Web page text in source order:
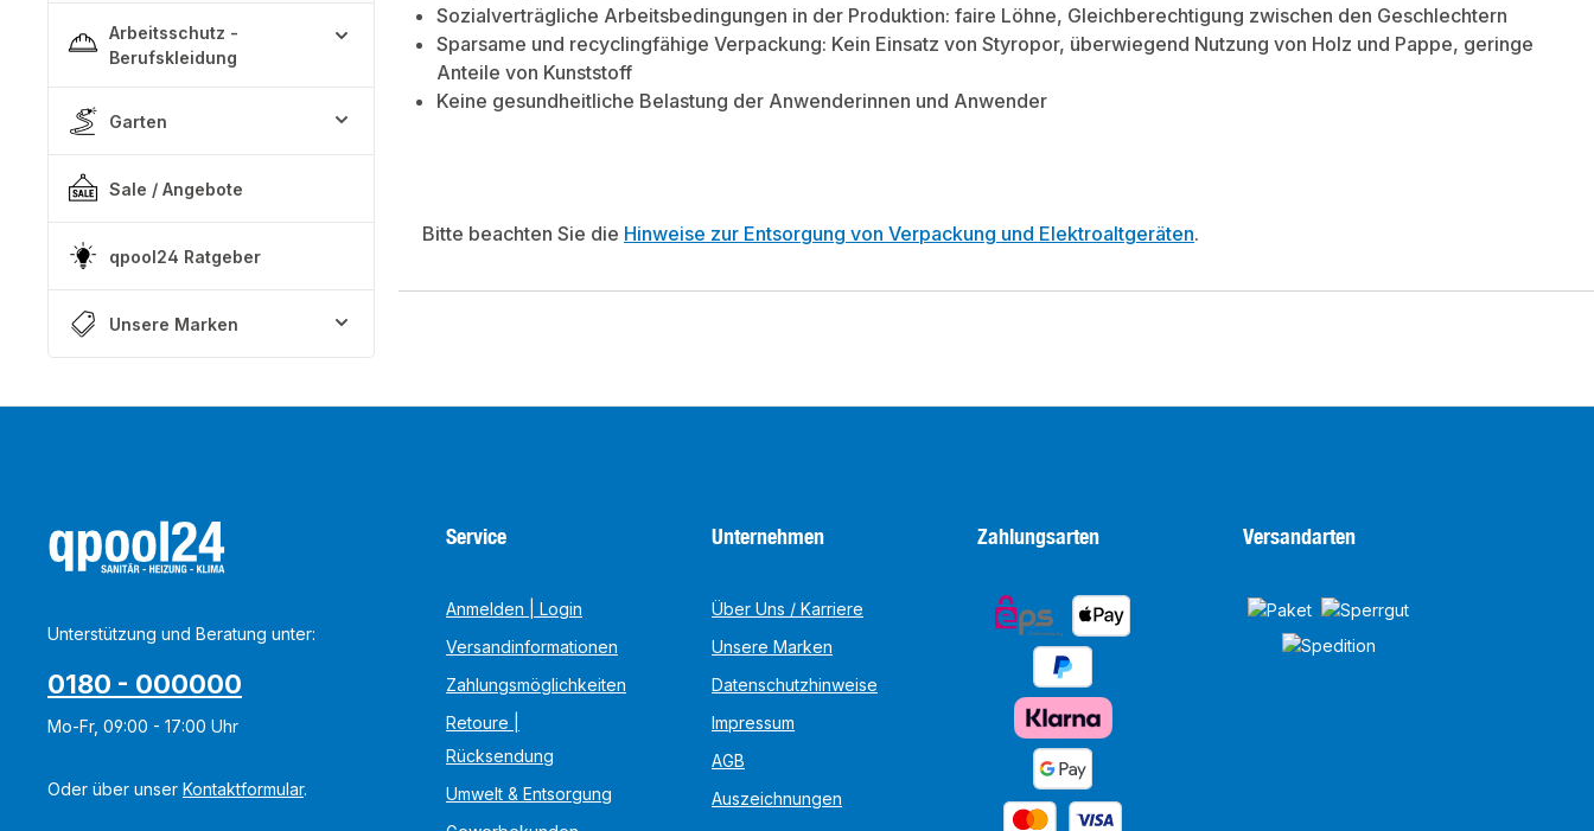
Arbeitsschutz -
Berufskleidung
Garten
Sale / Angebote
qpool24 Ratgeber
Unsere Marken
Sozialverträgliche Arbeitsbedingungen in der Produktion: faire Löhne, Gleichberechtigung zwischen den Geschlechtern
Sparsame und recyclingfähige Verpackung: Kein Einsatz von Styropor, überwiegend Nutzung von Holz und Pappe, geringe
Anteile von Kunststoff
Keine gesundheitliche Belastung der Anwenderinnen und Anwender
Bitte beachten Sie die Hinweise zur Entsorgung von Verpackung und Elektroaltgeräten.
Unterstützung und Beratung unter:
0180 - 000000
Mo-Fr, 09:00 - 17:00 Uhr
Oder über unser Kontaktformular.
Service
Anmelden | Login
Versandinformationen
Zahlungsmöglichkeiten
Retoure |
Rücksendung
Umwelt & Entsorgung
Unternehmen
Über Uns / Karriere
Unsere Marken
Datenschutzhinweise
Impressum
AGB
Auszeichnungen
Zahlungsarten Versandarten